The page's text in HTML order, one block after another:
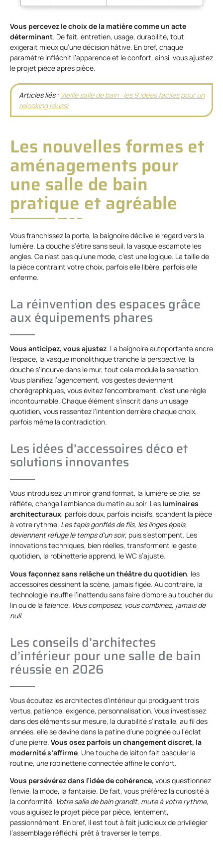
Vous percevez le choix de la matière comme un acte
déterminant. De fait, entretien, usage, durabilité, tout
exigerait mieux qu’une décision hâtive. En bref, chaque
paramètre infléchit l’apparence et le confort, ainsi, vous ajustez
le projet pièce après pièce.
Articles liés : Vieille salle de bain : les 9 idées faciles pour un
relooking réussi
Les nouvelles formes et
aménagements pour
une salle de bain
pratique et agréable
Vous franchissez la porte, la baignoire déclive le regard vers la
lumière. La douche s’étire sans seuil, la vasque escamote les
angles. Ce n’est pas qu’une mode, c’est une logique. La taille de
la pièce contraint votre choix, parfois elle libère, parfois elle
enferme.
La réinvention des espaces grâce
aux équipements phares
Vous anticipez, vous ajustez. La baignoire autoportante ancre
l’espace, la vasque monolithique tranche la perspective, la
douche s’incurve dans le mur, tout cela module la sensation.
Vous planifiez l’agencement, vos gestes deviennent
chorégraphiques, vous évitez l’encombrement, c’est une règle
incontournable. Chaque élément s’inscrit dans un usage
quotidien, vous ressentez l’intention derrière chaque choix,
parfois même la contradiction.
Les idées d’accessoires déco et
solutions innovantes
Vous introduisez un miroir grand format, la lumière se plie, se
réflète, change l’ambiance du matin au soir. Les luminaires
architecturaux, parfois doux, parfois incisifs, scandent la pièce
à votre rythme. Les tapis gonflés de fils, les linges épais,
deviennent refuge le temps d’un soir, puis s’estompent. Les
innovations techniques, bien réelles, transforment le geste
quotidien, la robinetterie apprend, le WC s’ajuste.
Vous façonnez sans relâche un théâtre du quotidien, les
accessoires dessinent la scène, jamais figée. Au contraire, la
technologie insuffle l’inattendu sans faire d’ombre au toucher du
lin ou de la faïence. Vous composez, vous combinez, jamais de
null.
Les conseils d’architectes
d’intérieur pour une salle de bain
réussie en 2026
Vous écoutez les architectes d’intérieur qui prodiguent trois
vertus, patience, exigence, personnalisation. Vous investissez
dans des éléments sur mesure, la durabilité s’installe, au fil des
années, elle se devine dans la patine d’une poignée ou l’éclat
d’une pierre. Vous osez parfois un changement discret, la
modernité s’affirme. Une touche de laiton fait basculer la
routine, une robinetterie connectée affine le confort.
Vous persévérez dans l’idée de cohérence, vous questionnez
l’envie, la mode, la fantaisie. De fait, vous préférez la curiosité à
la conformité. Votre salle de bain grandit, mute à votre rythme,
vous aiguisez le projet pièce par pièce, lentement,
passionnément. En bref, il est tout à fait judicieux de privilégier
l’assemblage réfléchi, prêt à traverser le temps.